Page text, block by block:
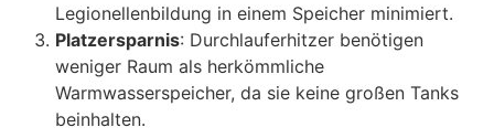
Legionellenbildung in einem Speicher minimiert.
Platzersparnis: Durchlauferhitzer benötigen
weniger Raum als herkömmliche
Warmwasserspeicher, da sie keine großen Tanks
beinhalten.